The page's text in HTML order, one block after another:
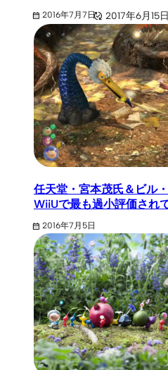
2016年7月7日 2017年6月15日
任天堂・宮本茂氏＆ビル
WiiUで最も過小評価され
2016年7月5日